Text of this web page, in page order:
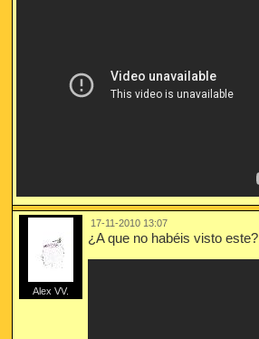
Alex VV.
17-11-2010 13:07
¿A que no habéis visto este?